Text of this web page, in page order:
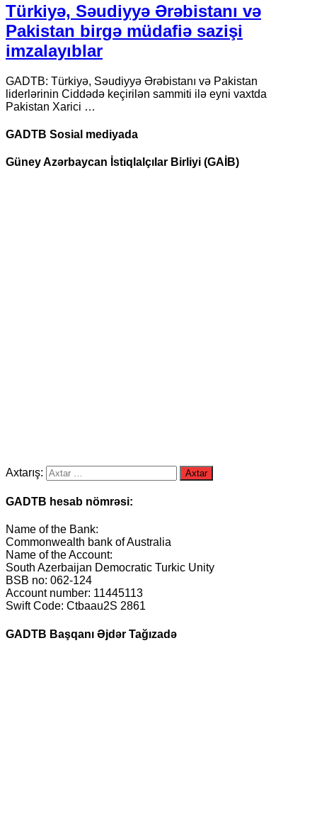
Türkiyə, Səudiyyə Ərəbistanı və
Pakistan birgə müdafiə sazişi
imzalayıblar
GADTB: Türkiyə, Səudiyyə Ərəbistanı və Pakistan
liderlərinin Ciddədə keçirilən sammiti ilə eyni vaxtda
Pakistan Xarici …
GADTB Sosial mediyada
Güney Azərbaycan İstiqlalçılar Birliyi (GAİB)
Axtarış:
GADTB hesab nömrəsi:
Name of the Bank:
Commonwealth bank of Australia
Name of the Account:
South Azerbaijan Democratic Turkic Unity
BSB no: 062-124
Account number: 11445113
Swift Code: Ctbaau2S 2861
GADTB Başqanı Əjdər Tağızadə